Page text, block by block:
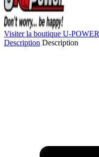
Visiter la boutique U-POWER
Description Description